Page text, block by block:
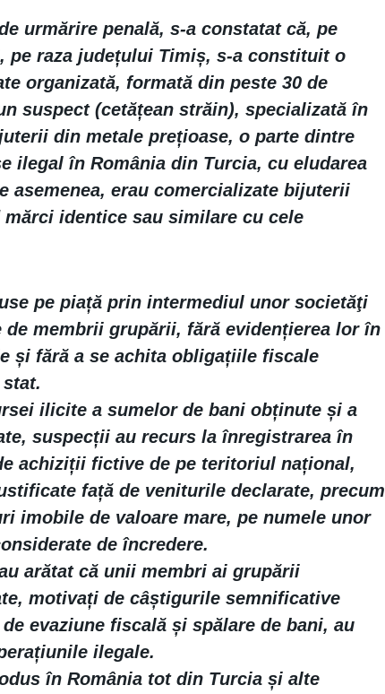
urmărire penală, s-a constatat că, pe
pe raza județului Timiș, s-a constituit o
organizată, formată din peste 30 de
suspect (cetățean străin), specializată în
din metale prețioase, o parte dintre
ilegal în România din Turcia, cu eludarea
asemenea, erau comercializate bijuterii
identice sau similare cu cele
pe piață prin intermediul unor societăţi
membrii grupării, fără evidențierea lor în
și fără a se achita obligațiile fiscale
ilicite a sumelor de bani obținute și a
suspecții au recurs la înregistrarea în
achiziții fictive de pe teritoriul național,
față de veniturile declarate, precum
imobile de valoare mare, pe numele unor
de încredere.
arătat că unii membri ai grupării
motivați de câștigurile semnificative
evaziune fiscală și spălare de bani, au
ilegale.
în România tot din Turcia și alte